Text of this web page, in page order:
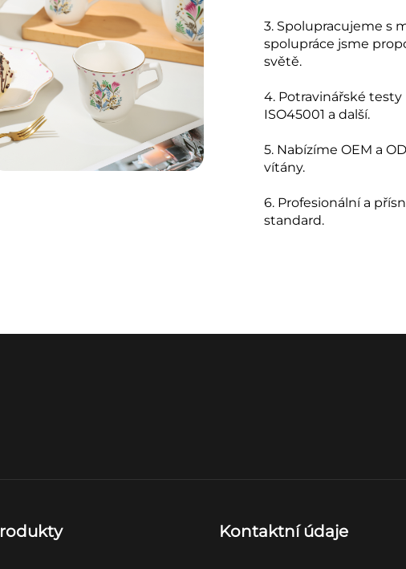
3. Spolupracujeme s
spolupráce jsme
světě.
4. Potravinářské testy
ISO45001 a další.
5. Nabízíme OEM a
vítány.
6. Profesionální a
standard.
Kontaktní údaje